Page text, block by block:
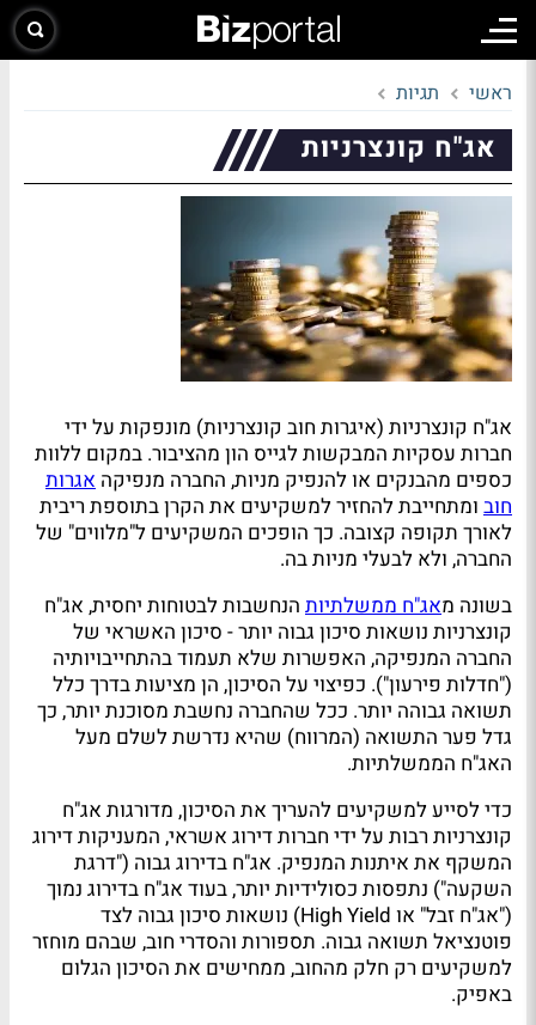
ראשי תגיות
אג"ח קונצרניות
אג"ח קונצרניות (איגרות חוב קונצרניות) מונפקות על ידי
חברות עסקיות המבקשות לגייס הון מהציבור. במקום ללוות
כספים מהבנקים או להנפיק מניות, החברה מנפיקה אגרות
חוב ומתחייבת להחזיר למשקיעים את הקרן בתוספת ריבית
לאורך תקופה קצובה. כך הופכים המשקיעים ל"מלווים" של
החברה, ולא לבעלי מניות בה.
בשונה מאג"ח ממשלתיות הנחשבות לבטוחות יחסית, אג"ח
קונצרניות נושאות סיכון גבוה יותר - סיכון האשראי של
החברה המנפיקה, האפשרות שלא תעמוד בהתחייבויותיה
("חדלות פירעון"). כפיצוי על הסיכון, הן מציעות בדרך כלל
תשואה גבוהה יותר. ככל שהחברה נחשבת מסוכנת יותר, כך
גדל פער התשואה (המרווח) שהיא נדרשת לשלם מעל
האג"ח הממשלתיות.
כדי לסייע למשקיעים להעריך את הסיכון, מדורגות אג"ח
קונצרניות רבות על ידי חברות דירוג אשראי, המעניקות דירוג
המשקף את איתנות המנפיק. אג"ח בדירוג גבוה ("דרגת
השקעה") נתפסות כסולידיות יותר, בעוד אג"ח בדירוג נמוך
("אג"ח זבל" או High Yield) נושאות סיכון גבוה לצד
פוטנציאל תשואה גבוה. תספורות והסדרי חוב, שבהם מוחזר
למשקיעים רק חלק מהחוב, ממחישים את הסיכון הגלום
באפיק.